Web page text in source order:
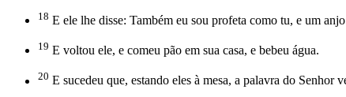
18 E ele lhe disse: Também eu sou profeta como tu, e um
19 E voltou ele, e comeu pão em sua casa, e bebeu água.
20 E sucedeu que, estando eles à mesa, a palavra do Senhor